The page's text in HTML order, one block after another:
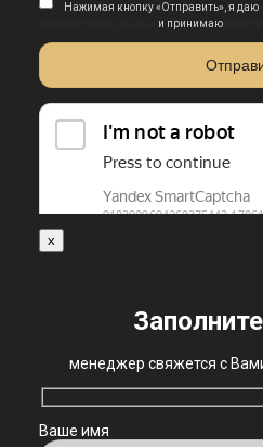
Нажимая кнопку «Отправить», я даю
и принимаю
x
менеджер свяжется с
Ваше имя